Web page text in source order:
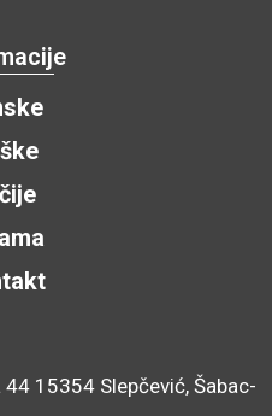
15354 Slepčević, Šabac-